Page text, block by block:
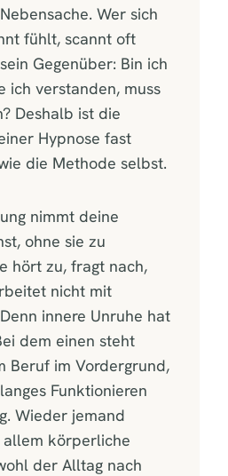
Wer sich
fühlt, scannt oft
Gegenüber: Bin ich
ich verstanden, muss
Deshalb ist die
Hypnose fast
die Methode selbst.
nimmt deine
ohne sie zu
hört zu, fragt nach,
nicht mit
innere Unruhe hat
dem einen steht
Beruf im Vordergrund,
Funktionieren
Wieder jemand
körperliche
der Alltag nach